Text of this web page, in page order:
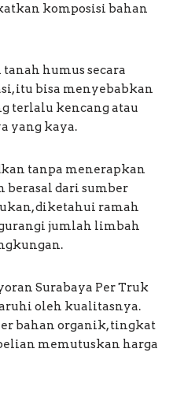
komposisi bahan
humus secara
itu bisa menyebabkan
terlalu kencang atau
yang kaya.
tanpa menerapkan
berasal dari sumber
diketahui ramah
jumlah limbah
Surabaya Per Truk
oleh kualitasnya.
bahan organik, tingkat
memutuskan harga